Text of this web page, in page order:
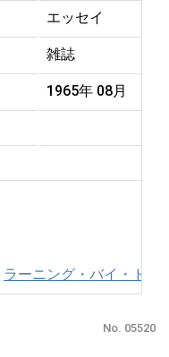
エッセイ
雑誌
1965年 08月
ラーニング・バイ・ドゥ
No. 05520